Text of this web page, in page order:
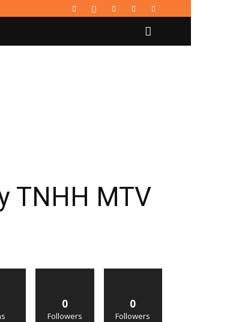
TNHH MTV
0
Followers
0
Followers